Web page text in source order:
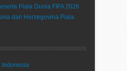
Piala Dunia FIFA 2026
dan Herzegovina Piala
Indonesia